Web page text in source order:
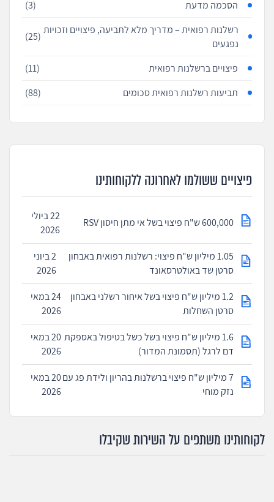
הסכמה מדעת
(3)
רשלנות רפואית – מדריך מלא לתביעה, פיצויים וזכויות
נפגעים
(25)
פיצויים ברשלנות רפואית
(11)
תביעות רשלנות רפואית סכומים
(88)
פיצויים ששולמו לאחרונה ללקוחותינו
600,000 ש"ח פיצוי בשל אי מתן חיסון RSV
22 ביולי
2026
1.05 מיליון ש"ח פיצוי: רשלנות רפואית באבחון
סרטן שד באולטרסאונד
2 ביוני
2026
1.2 מיליון ש"ח פיצוי בשל איחור רשלני באבחון
סרטן השחלות
24 במאי
2026
1.6 מיליון ש"ח פיצוי בשל כשל בטיפול באספקת
דם לרגל (תסמונת המדור)
20 במאי
2026
7 מיליון ש"ח פיצוי ברשלנות בהריון ולידת פג עם
נזק מוחי
20 במאי
2026
לקוחותינו משתפים על השירות שקיבלו